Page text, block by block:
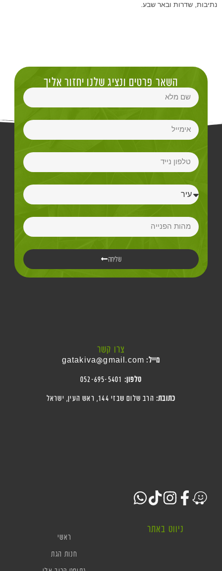
נתיבות, שדרות ובאר שבע.
השאר פרטים ונציג שלנו יחזור אליך
שליחה
צרו קשר
מייל: gatakiva@gmail.com
טלפון: 052-695-5401
כתובת: הרב שלום שבזי 144, ראש העין , ישראל
ניווט באתר
ראשי
חנות הגת